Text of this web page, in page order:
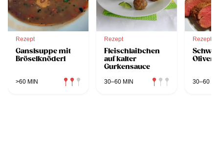
Rezept
Ganslsuppe mit
Bröselknöderl
>60 MIN
Rezept
Fleischlaibchen
auf kalter
Gurkensauce
30–60 MIN
Rezept
30–60